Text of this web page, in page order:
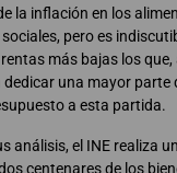
la inflación en los
pero es
más bajas los que,
una mayor parte
a esta partida.
análisis, el INE realiza
centenares de los